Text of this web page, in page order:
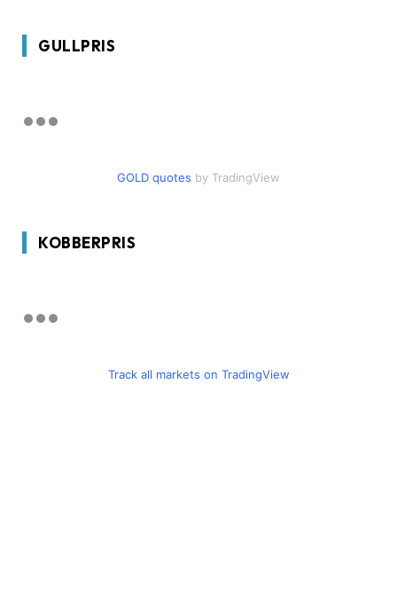
GULLPRIS
GOLD quotes by TradingView
KOBBERPRIS
Track all markets on TradingView